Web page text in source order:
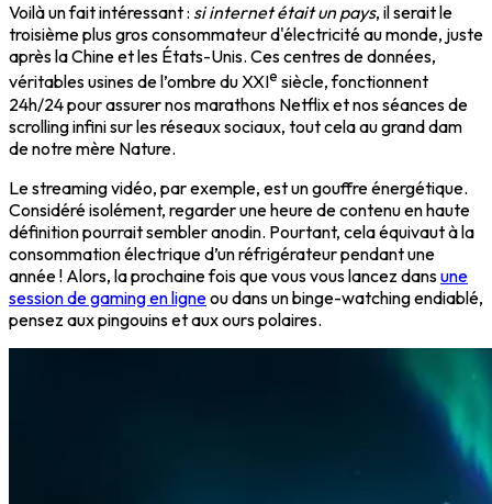
Voilà un fait intéressant : si internet était un pays, il serait le
troisième plus gros consommateur d'électricité au monde, juste
après la Chine et les États-Unis. Ces centres de données,
véritables usines de l’ombre du XXIe siècle, fonctionnent
24h/24 pour assurer nos marathons Netflix et nos séances de
scrolling infini sur les réseaux sociaux, tout cela au grand dam
de notre mère Nature.
Le streaming vidéo, par exemple, est un gouffre énergétique.
Considéré isolément, regarder une heure de contenu en haute
définition pourrait sembler anodin. Pourtant, cela équivaut à la
consommation électrique d’un réfrigérateur pendant une
année ! Alors, la prochaine fois que vous vous lancez dansune
session de gaming en ligneou dans un binge-watching endiablé,
pensez aux pingouins et aux ours polaires.